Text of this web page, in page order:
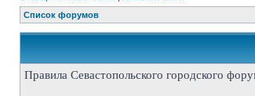
Список форумов
Правила Севастопольского городского